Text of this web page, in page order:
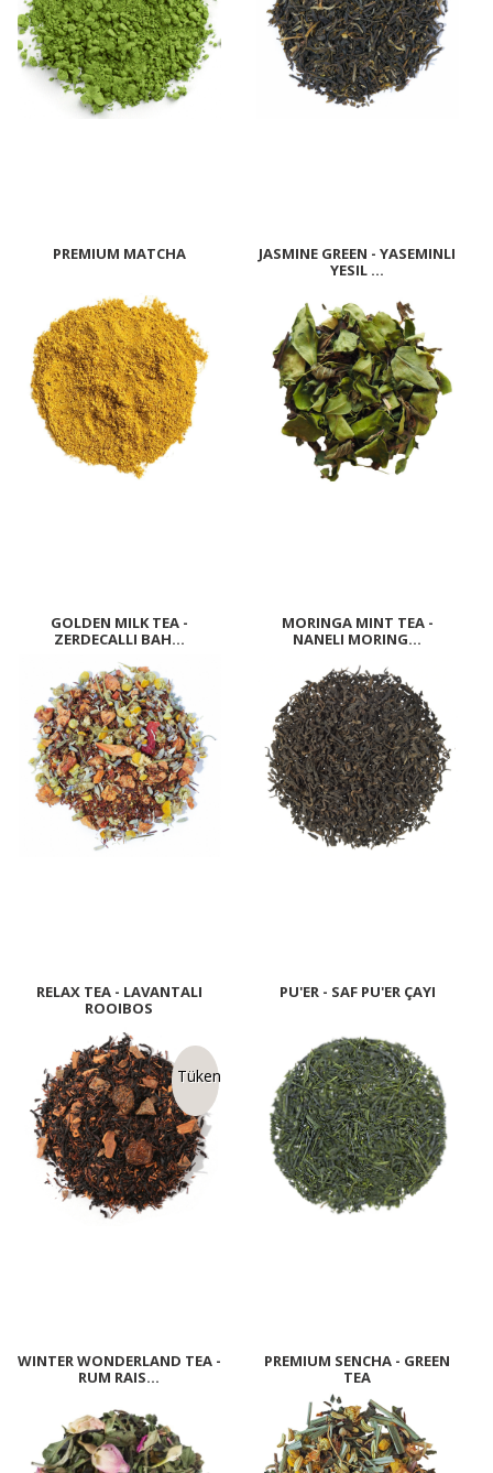
PREMIUM MATCHA
JASMINE GREEN - YASEMINLI
YESIL ...
GOLDEN MILK TEA -
ZERDECALLI BAH...
MORINGA MINT TEA -
NANELI MORING...
RELAX TEA - LAVANTALI
ROOIBOS
PU'ER - SAF PU'ER ÇAYI
Tükendi
WINTER WONDERLAND TEA -
RUM RAIS...
PREMIUM SENCHA - GREEN
TEA